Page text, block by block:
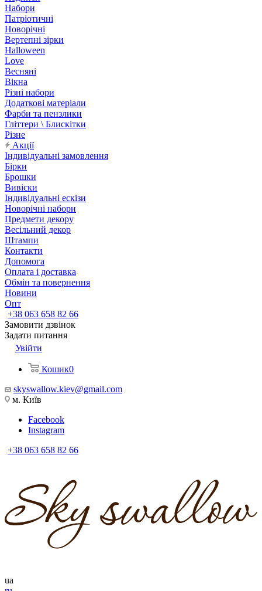
Набори
Патріотичні
Новорічні
Вертепні зірки
Halloween
Love
Весняні
Вікна
Різні набори
Додаткові матеріали
Фарби та пензлики
Гліттери \ Блискітки
Різне
Акції
Індивідуальні замовлення
Бірки
Брошки
Вивіски
Індивідуальні ескізи
Новорічні набори
Предмети декору
Весільний декор
Штампи
Контакти
Допомога
Оплата і доставка
Обмін та повернення
Новини
Опт
+38 063 658 82 66
Замовити дзвінок
Задати питання
Увійти
Кошик0
skyswallow.kiev@gmail.com
м. Київ
Facebook
Instagram
+38 063 658 82 66
ua